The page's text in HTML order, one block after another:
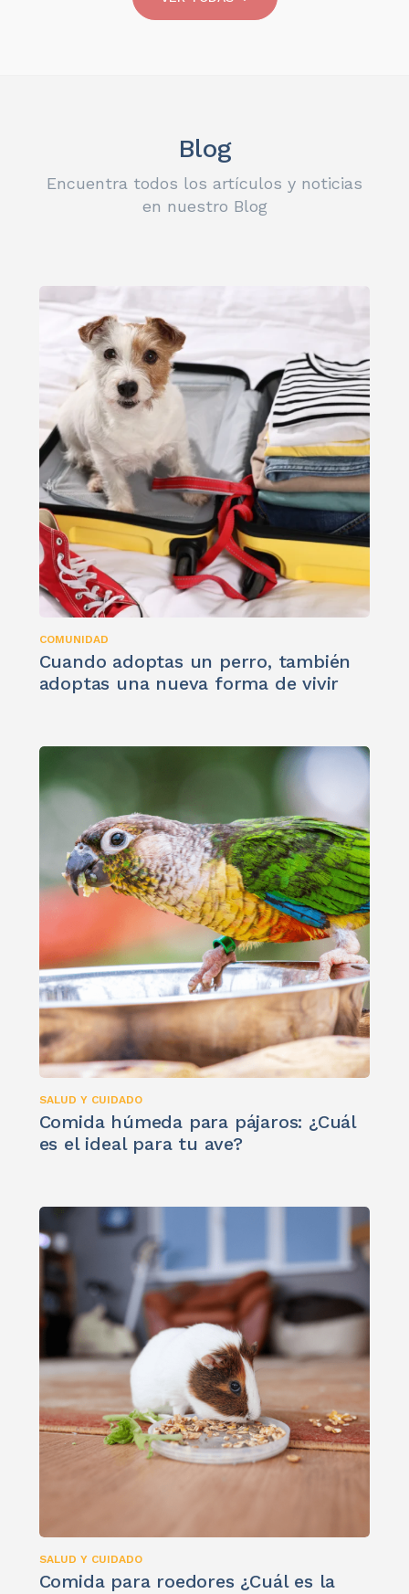
Blog
Encuentra todos los artículos y noticias
en nuestro Blog
COMUNIDAD
Cuando adoptas un perro, también
adoptas una nueva forma de vivir
SALUD Y CUIDADO
Comida húmeda para pájaros: ¿Cuál
es el ideal para tu ave?
SALUD Y CUIDADO
Comida para roedores ¿Cuál es la